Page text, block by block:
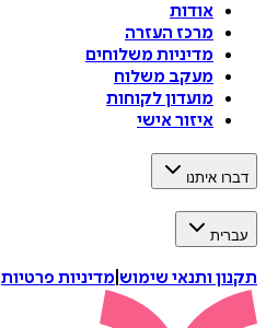
אודות
מרכז העזרה
מדיניות משלוחים
מעקב משלוח
מועדון לקוחות
איזור אישי
דברו איתנו
עברית
תקנון ותנאי שימוש מדיניות פרטיות